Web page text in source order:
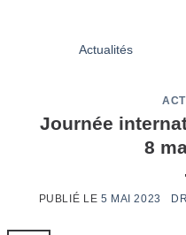
Journée
8
5 MAI 2023